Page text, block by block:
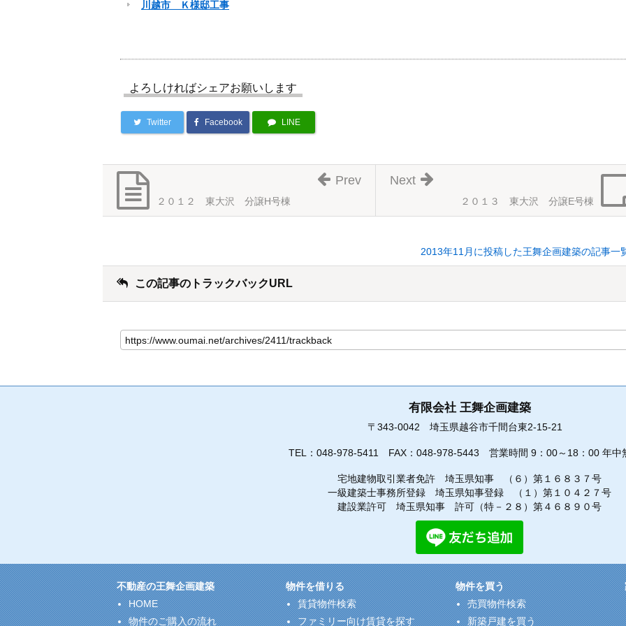
川越市 Ｋ様邸工事
よろしければシェアお願いします
Twitter Facebook LINE
２０１３ 東大沢 分譲E号棟
Next
２０１２ 東大沢 分譲H号棟
Prev
2013年11月に投稿した王舞企画建築の記事一
この記事のトラックバックURL
有限会社 王舞企画建築
〒343-0042 埼玉県越谷市千間台東2-15-21
TEL： 048-978-5411 FAX：048-978-5443 営業時間 9：00～18：00 年中
宅地建物取引業者免許 埼玉県知事 （６）第１６８３７号
一級建築士事務所登録 埼玉県知事登録 （１）第１０４２７号
建設業許可 埼玉県知事 許可（特－２８）第４６８９０号
不動産の王舞企画建築
HOME
物件のご購入の流れ
物件を借りる
賃貸物件検索
ファミリー向け賃貸を探す
物件を買う
売買物件検索
新築戸建を買う